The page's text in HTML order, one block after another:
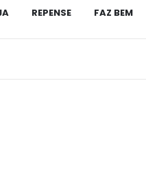
REPENSE FAZ BEM